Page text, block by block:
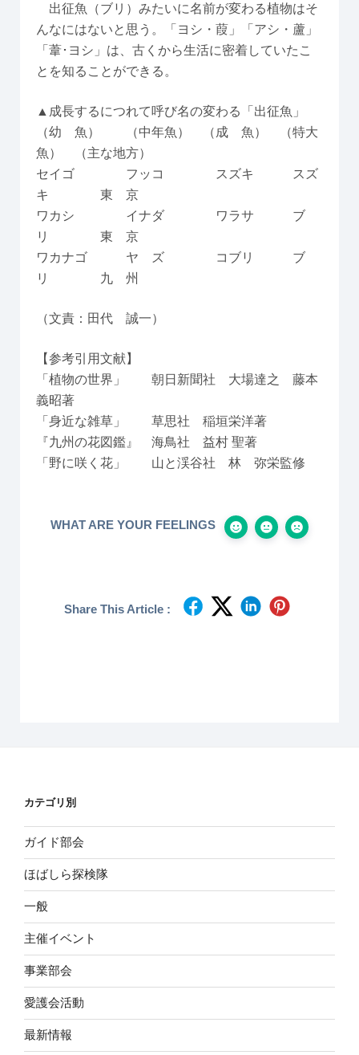
出征魚（ブリ）みたいに名前が変わる植物はそ
んなにはないと思う。「ヨシ・葭」「アシ・蘆」
「葦･ヨシ」は、古くから生活に密着していたこ
とを知ることができる。
▲成長するにつれて呼び名の変わる「出征魚」
（幼 魚） （中年魚） （成 魚） （特大
魚） （主な地方）
セイゴ フッコ スズキ スズ
キ 東 京
ワカシ イナダ ワラサ ブ
リ 東 京
ワカナゴ ヤ ズ コブリ ブ
リ 九 州
（文責：田代 誠一）
【参考引用文献】
「植物の世界」 朝日新聞社 大場達之 藤本
義昭著
「身近な雑草」 草思社 稲垣栄洋著
『九州の花図鑑』 海鳥社 益村 聖著
「野に咲く花」 山と渓谷社 林 弥栄監修
WHAT ARE YOUR FEELINGS
Share This Article :
カテゴリ別
ガイド部会
ほばしら探検隊
一般
主催イベント
事業部会
愛護会活動
最新情報